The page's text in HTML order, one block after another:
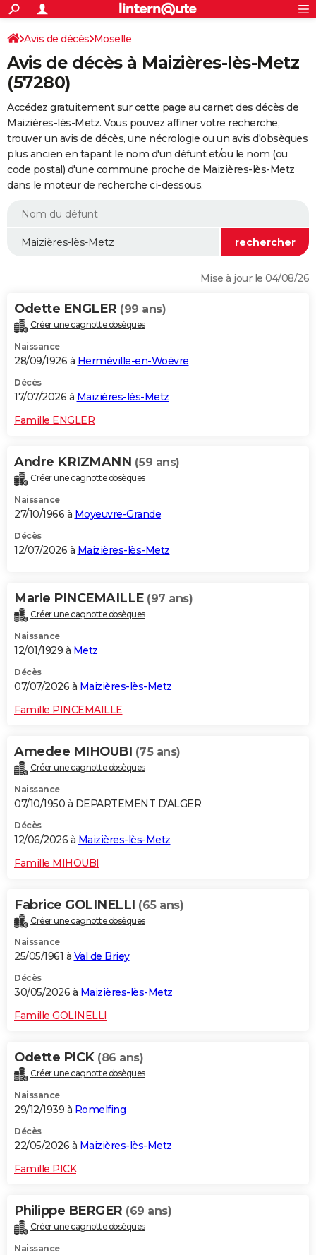
ACTUALITÉS
Politique
Société
Faits Divers
Education
Monde
Villes
+
SPORT
Coupe du monde 2026
Football
Tennis
Cyclisme
Rugby
Forum
FINANCE
Retraite
Impôts
Epargne
Immobilier
Risques naturels par ville
Banque
Assurance
Crédit
Essais
Réserver un essai
Citadines
Berlines
SUV
Forum auto
+
HIGH-TECH
Mobiles
Meilleur smartphone
Internet
Ordinateurs
Jeux vidéo
Guide high-tech
+
BRICOLAGE
Forum
Aménagement intérieur
Extérieur
Cuisine
Salle de bains
Jardinage
Rangement
WEEK-END
Guides de France
Escapades
Patrimoine
Expositions
Musées
Week-end nature
LIFESTYLE
Alimentation
Guide de la santé
Maladies
Médicaments
Sommeil
VOYAGE
Destinations
City break
Voyage nature
Voyage de noces
Forum
Climat
+PHOTO
GUIDES D'ACHAT
BONS PLANS
CARTE DE VOEUX
Dictionnaire
Biographies
Citations
Expressions
Proverbes
PROGRAMME TV
COPAINS D'AVANT
S'inscrire
Se connecter
Lycées
Collèges
Primaires
Universités
Entreprises
Service militaire
Avis de recherche
AVIS DE DÉCÈS
Avis de décès Moselle
Avis de décès à Maizières-lès-Metz
(57280)
Accédez gratuitement sur cette page au carnet des décès de
Maizières-lès-Metz. Vous pouvez affiner votre recherche,
trouver un avis de décès, une nécrologie ou un avis d'obsèques
plus ancien en tapant le nom d'un défunt et/ou le nom (ou
code postal) d'une commune proche de Maizières-lès-Metz
dans le moteur de recherche ci-dessous.
Mise à jour le 04/08/26
Odette ENGLER (99 ans)
Créer une cagnotte obsèques
Naissance
28/09/1926 à Herméville-en-Woëvre
Décès
17/07/2026 à Maizières-lès-Metz
Famille ENGLER
Andre KRIZMANN (59 ans)
Créer une cagnotte obsèques
Naissance
27/10/1966 à Moyeuvre-Grande
Décès
12/07/2026 à Maizières-lès-Metz
Marie PINCEMAILLE (97 ans)
Créer une cagnotte obsèques
Naissance
12/01/1929 à Metz
Décès
07/07/2026 à Maizières-lès-Metz
Famille PINCEMAILLE
Amedee MIHOUBI (75 ans)
Créer une cagnotte obsèques
Naissance
07/10/1950 à DEPARTEMENT D'ALGER
Décès
12/06/2026 à Maizières-lès-Metz
Famille MIHOUBI
Fabrice GOLINELLI (65 ans)
Créer une cagnotte obsèques
Naissance
25/05/1961 à Val de Briey
Décès
30/05/2026 à Maizières-lès-Metz
Famille GOLINELLI
Odette PICK (86 ans)
Créer une cagnotte obsèques
Naissance
29/12/1939 à Romelfing
Décès
22/05/2026 à Maizières-lès-Metz
Famille PICK
Philippe BERGER (69 ans)
Créer une cagnotte obsèques
Naissance